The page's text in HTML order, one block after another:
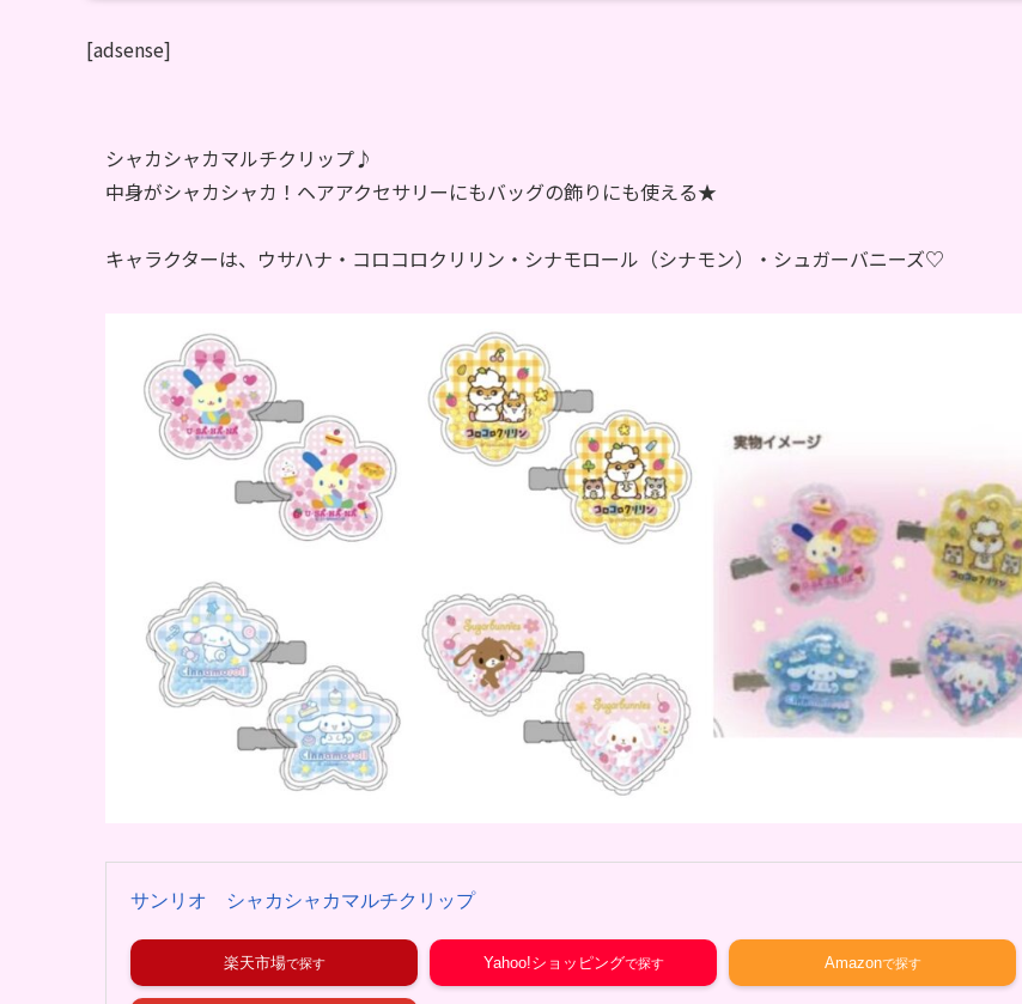
[adsense]
シャカシャカマルチクリップ♪
中身がシャカシャカ！ヘアアクセサリーにもバッグの飾りにも使える★
キャラクターは、ウサハナ・コロコロクリリン・シナモロール（シナモン）・シュガーバニーズ♡
サンリオ シャカシャカマルチクリップ
楽天市場 Yahoo!ショッピング Amazon